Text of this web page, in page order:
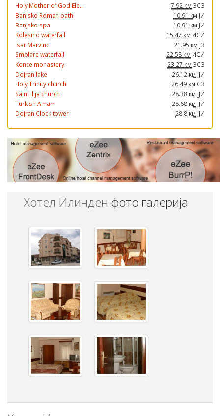
Holy Mother of God Ele...
7.92 км ЗСЗ
Banjsko Roman bath
10.91 км ЈИ
Banjsko spa
10.91 км ЈИ
Kolesino waterfall
15.47 км ИСИ
Isar Marvinci
21.95 км ЈЗ
Smolare waterfall
22.58 км ИСИ
Konce monastery
23.27 км ЗСЗ
Dojran lake
26.12 км ЈЈИ
Holy Trinity church
26.49 км СЗ
Saint Ilija church
28.38 км ЈЈИ
Turkish Amam
28.68 км ЈЈИ
Dojran Clock tower
28.8 км ЈЈИ
Хотел Илинден фото галерија